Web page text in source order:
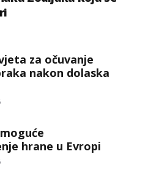
za očuvanje
nakon dolaska
hrane u Evropi